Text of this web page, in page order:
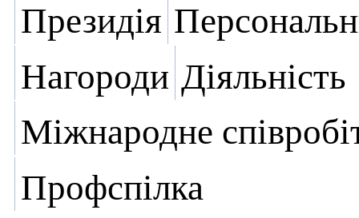
Президія
Нагороди Діяльність
Міжнародне
Профспілка